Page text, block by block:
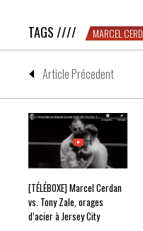
TAGS //// MARCEL
Article Précedent
[TÉLÉBOXE] Marcel Cerdan
vs. Tony Zale, orages
d’acier à Jersey City